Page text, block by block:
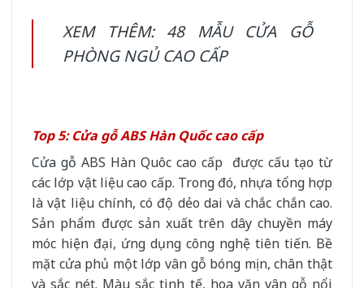
XEM THÊM: 48 MẪU CỬA GỖ
PHÒNG NGỦ CAO CẤP
Top 5: Cửa gỗ ABS Hàn Quốc cao cấp
Cửa gỗ ABS Hàn Quôc cao cấp được cấu tạo từ
các lớp vật liệu cao cấp. Trong đó, nhựa tổng hợp
là vật liệu chính, có độ dẻo dai và chắc chắn cao.
Sản phẩm được sản xuất trên dây chuyền máy
móc hiện đại, ứng dụng công nghệ tiên tiến. Bề
mặt cửa phủ một lớp vân gỗ bóng mịn, chân thật
và sắc nét. Màu sắc tinh tế, hoa văn vân gỗ nổi